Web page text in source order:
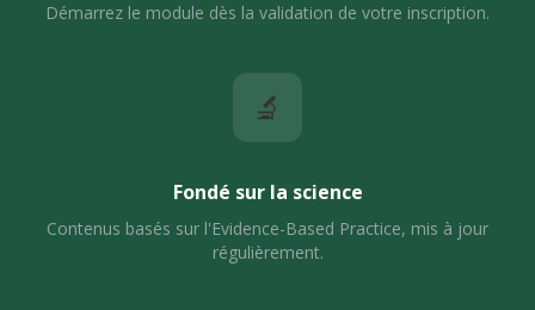
Démarrez le module dès la validation de votre inscription.
🔬
Fondé sur la science
Contenus basés sur l'Evidence-Based Practice, mis à jour
régulièrement.